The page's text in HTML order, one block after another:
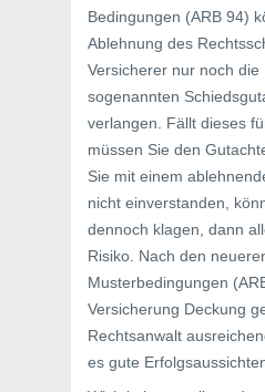
Bedingungen (ARB 94)
Ablehnung des
Versicherer nur noch die
sogenannten
verlangen. Fällt dieses
müssen Sie den
Sie mit einem
nicht einverstanden,
dennoch klagen, dann
Risiko. Nach den
Musterbedingungen
Versicherung Deckung
Rechtsanwalt
es gute